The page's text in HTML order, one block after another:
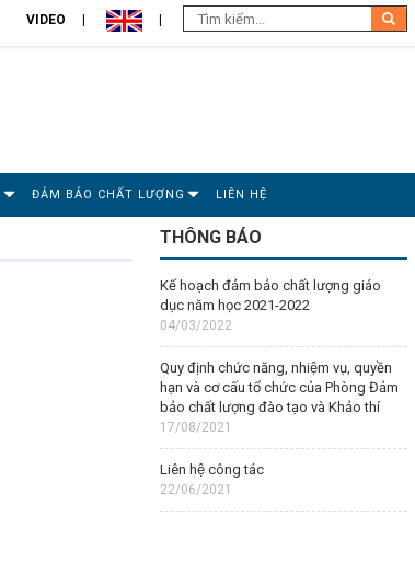
VIDEO
ĐẢM BẢO CHẤT LƯỢNG LIÊN HỆ
THÔNG BÁO
Kế hoạch đảm bảo chất lượng giáo
dục năm học 2021-2022
04/03/2022
Quy định chức năng, nhiệm vụ, quyền
hạn và cơ cấu tổ chức của Phòng Đảm
bảo chất lượng đào tạo và Khảo thí
17/08/2021
Liên hệ công tác
22/06/2021